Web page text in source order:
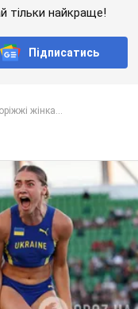
чемпіонаті
в Орегоні
краси